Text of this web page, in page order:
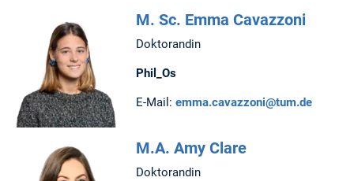
M. Sc. Emma Cavazzoni
Doktorandin
Phil_Os
E-Mail: emma.cavazzoni@tum.de
M.A. Amy Clare
Doktorandin